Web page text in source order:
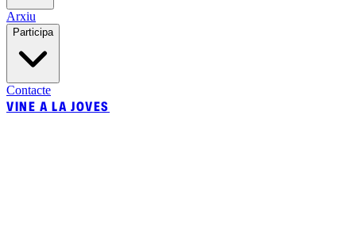
Arxiu
Participa
Contacte
VINE A LA JOVES